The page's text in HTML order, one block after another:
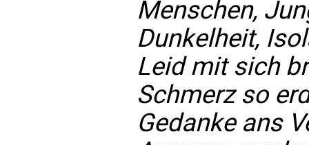
Menschen,
Dunkelheit,
Leid mit sich
Schmerz so
Gedanke ans